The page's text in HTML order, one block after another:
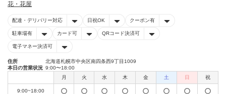
花・花屋
配達・デリバリー対応 日祝OK クーポン有
駐車場有 カード可 QRコード決済可
電子マネー決済可
住所
北海道札幌市中央区南四条西9丁目1009
本日の営業状況 9:00〜18:00
月
火 水 木 金 土 日 祝
9:00~18:00